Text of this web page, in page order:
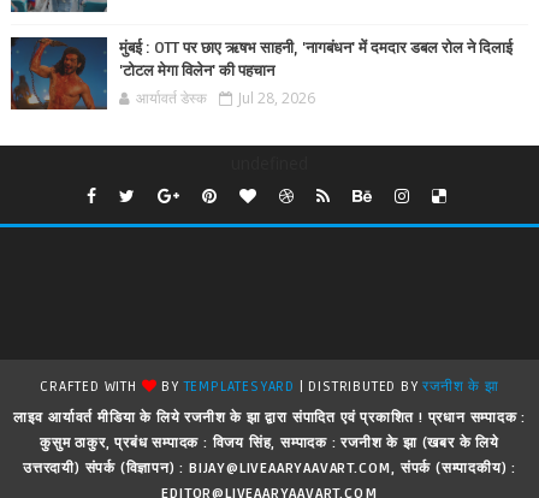
मुंबई : OTT पर छाए ऋषभ साहनी, 'नागबंधन' में दमदार डबल रोल ने दिलाई
'टोटल मेगा विलेन' की पहचान
आर्यावर्त डेस्क Jul 28, 2026
CRAFTED WITH BYTEMPLATESYARD | DISTRIBUTED BYरजनीश के झा
लाइव आर्यावर्त मीडिया के लिये रजनीश के झा द्वारा संपादित एवं प्रकाशित ! प्रधान सम्पादक :
कुसुम ठाकुर, प्रबंध सम्पादक : विजय सिंह, सम्पादक : रजनीश के झा (खबर के लिये
उत्तरदायी) संपर्क (विज्ञापन) : BIJAY@LIVEAARYAAVART.COM, संपर्क (सम्पादकीय) :
EDITOR@LIVEAARYAAVART.COM